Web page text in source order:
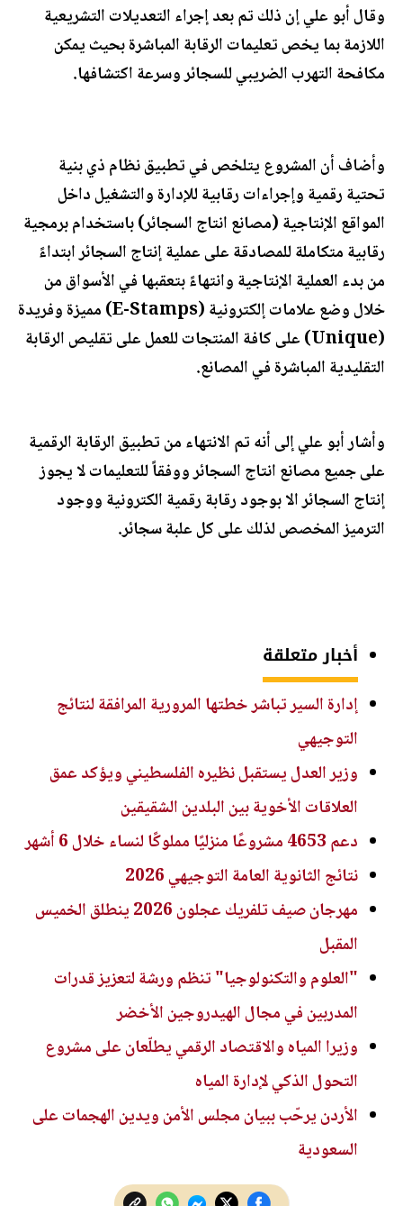
وقال أبو علي إن ذلك تم بعد إجراء التعديلات التشريعية
اللازمة بما يخص تعليمات الرقابة المباشرة بحيث يمكن
مكافحة التهرب الضريبي للسجائر وسرعة اكتشافها.
وأضاف أن المشروع يتلخص في تطبيق نظام ذي بنية
تحتية رقمية وإجراءات رقابية للإدارة والتشغيل داخل
المواقع الإنتاجية (مصانع انتاج السجائر) باستخدام برمجية
رقابية متكاملة للمصادقة على عملية إنتاج السجائر ابتداءً
من بدء العملية الإنتاجية وانتهاءً بتعقبها في الأسواق من
خلال وضع علامات إلكترونية (E-Stamps) مميزة وفريدة
(Unique) على كافة المنتجات للعمل على تقليص الرقابة
التقليدية المباشرة في المصانع.
وأشار أبو علي إلى أنه تم الانتهاء من تطبيق الرقابة الرقمية
على جميع مصانع انتاج السجائر ووفقاً للتعليمات لا يجوز
إنتاج السجائر الا بوجود رقابة رقمية الكترونية ووجود
الترميز المخصص لذلك على كل علبة سجائر.
أخبار متعلقة
إدارة السير تباشر خطتها المرورية المرافقة لنتائج
التوجيهي
وزير العدل يستقبل نظيره الفلسطيني ويؤكد عمق
العلاقات الأخوية بين البلدين الشقيقين
دعم 4653 مشروعًا منزليًا مملوكًا لنساء خلال 6 أشهر
نتائج الثانوية العامة التوجيهي 2026
مهرجان صيف تلفريك عجلون 2026 ينطلق الخميس
المقبل
"العلوم والتكنولوجيا" تنظم ورشة لتعزيز قدرات
المدربين في مجال الهيدروجين الأخضر
وزيرا المياه والاقتصاد الرقمي يطلّعان على مشروع
التحول الذكي لإدارة المياه
الأردن يرحّب ببيان مجلس الأمن ويدين الهجمات على
السعودية